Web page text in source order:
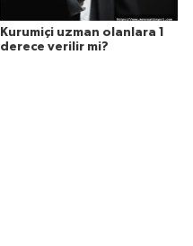
Kurumiçi uzman olanlara 1
derece verilir mi?